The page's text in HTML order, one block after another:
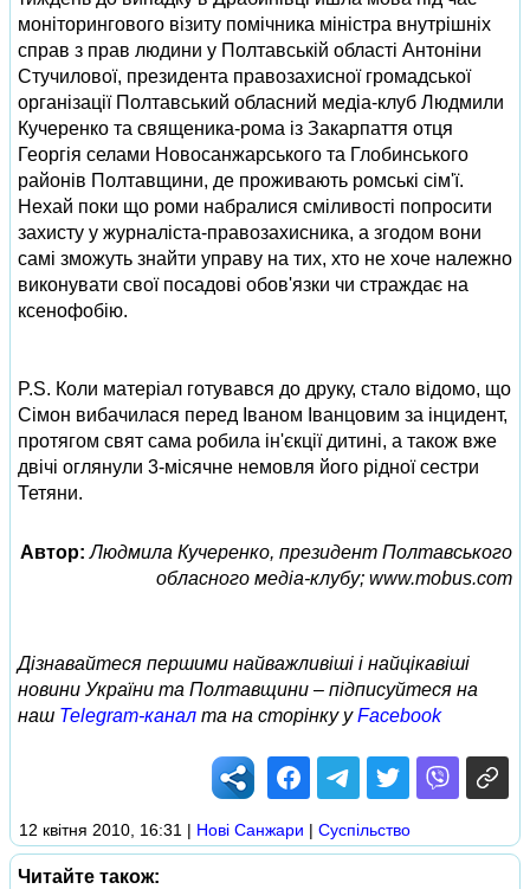
моніторингового візиту помічника міністра внутрішніх
справ з прав людини у Полтавській області Антоніни
Стучилової, президента правозахисної громадської
організації Полтавський обласний медіа-клуб Людмили
Кучеренко та священика-рома із Закарпаття отця
Георгія селами Новосанжарського та Глобинського
районів Полтавщини, де проживають ромські сім'ї.
Нехай поки що роми набралися сміливості попросити
захисту у журналіста-правозахисника, а згодом вони
самі зможуть знайти управу на тих, хто не хоче належно
виконувати свої посадові обов'язки чи страждає на
ксенофобію.
P.S. Коли матеріал готувався до друку, стало відомо, що
Сімон вибачилася перед Іваном Іванцовим за інцидент,
протягом свят сама робила ін'єкції дитині, а також вже
двічі оглянули 3-місячне немовля його рідної сестри
Тетяни.
Автор: Людмила Кучеренко, президент Полтавського
обласного медіа-клубу; www.mobus.com
Дізнавайтеся першими найважливіші і найцікавіші
новини України та Полтавщини – підписуйтеся на
наш Telegram-канал та на сторінку уFacebook
12 квітня 2010, 16:31 | Нові Cанжари | Суспільство
Читайте також: